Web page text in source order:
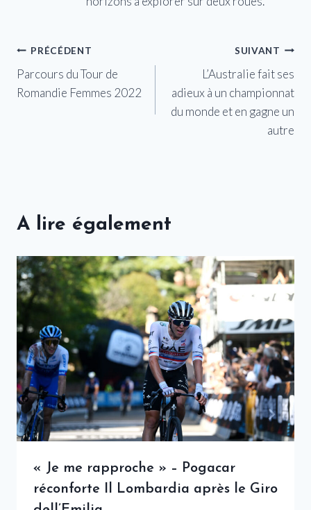
Navigation
de
PRÉCÉDENT
Parcours du Tour de
Romandie Femmes 2022
SUIVANT
L’Australie fait ses
adieux à un championnat
du monde et en gagne un
autre
A lire également
« Je me rapproche » – Pogacar
réconforte Il Lombardia après le Giro